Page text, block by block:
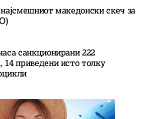
македонски скеч за
санкционирани 222
приведени исто толку